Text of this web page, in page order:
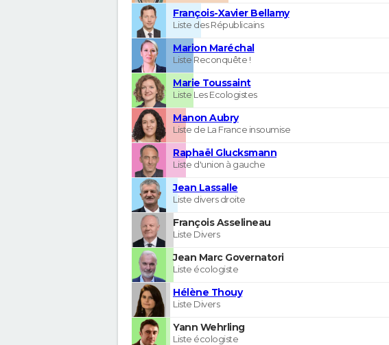
François-Xavier Bellamy
Liste des Républicains
Marion Maréchal
Liste Reconquête !
Marie Toussaint
Liste Les Ecologistes
Manon Aubry
Liste de La France insoumise
Raphaël Glucksmann
Liste d'union à gauche
Jean Lassalle
Liste divers droite
François Asselineau
Liste Divers
Jean Marc Governatori
Liste écologiste
Hélène Thouy
Liste Divers
Yann Wehrling
Liste écologiste